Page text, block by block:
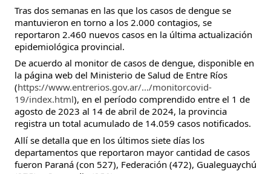
Tras dos semanas en las que los casos de dengue se
mantuvieron en torno a los 2.000 contagios, se
reportaron 2.460 nuevos casos en la última actualización
epidemiológica provincial.
De acuerdo al monitor de casos de dengue, disponible en
la página web del Ministerio de Salud de Entre Ríos
(https://www.entrerios.gov.ar/.../monitorcovid-
19/index.html), en el período comprendido entre el 1 de
agosto de 2023 al 14 de abril de 2024, la provincia
registra un total acumulado de 14.059 casos notificados.
Allí se detalla que en los últimos siete días los
departamentos que reportaron mayor cantidad de casos
fueron Paraná (con 527), Federación (472), Gualeguaychú